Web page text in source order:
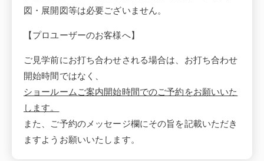
図・展開図等は必要ございません。
【プロユーザーのお客様へ】
ご見学前にお打ち合わせされる場合は、お打ち合わせ
開始時間ではなく、
ショールームご案内開始時間でのご予約をお願いいた
します。
また、ご予約のメッセージ欄にその旨を記載いただき
ますようお願いいたします。